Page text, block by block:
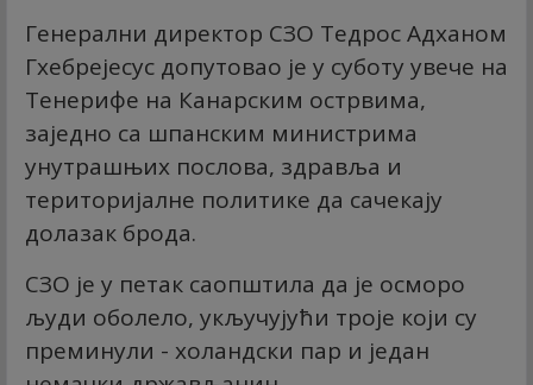
Генерални директор СЗО Тедрос Адханом
Гхебрејесус допутовао је у суботу увече на
Тенерифе на Канарским острвима,
заједно са шпанским министрима
унутрашњих послова, здравља и
територијалне политике да сачекају
долазак брода.
СЗО је у петак саопштила да је осморо
људи оболело, укључујући троје који су
преминули - холандски пар и један